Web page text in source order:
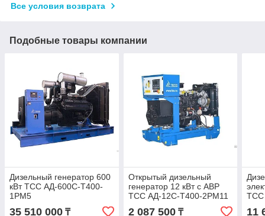
Все условия возврата
Подобные товары компании
Дизельный генератор 600
кВт ТСС АД-600С-Т400-
1РМ5
35 510 000 ₸
Открытый дизельный
генератор 12 кВт с АВР
ТСС АД-12С-Т400-2РМ11
2 087 500₸
ТСС
11